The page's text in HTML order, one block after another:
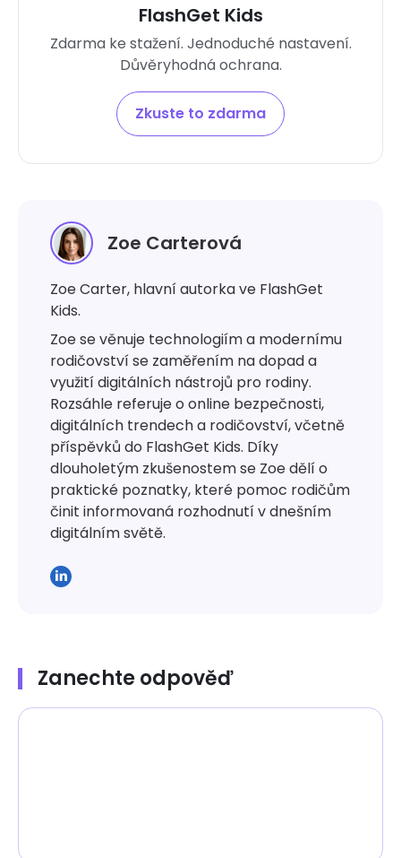
FlashGet Kids
Zdarma ke stažení. Jednoduché nastavení.
Důvěryhodná ochrana.
Zkuste to zdarma
Zoe Carterová
Zoe Carter, hlavní autorka ve FlashGet
Kids.
Zoe se věnuje technologiím a modernímu
rodičovství se zaměřením na dopad a
využití digitálních nástrojů pro rodiny.
Rozsáhle referuje o online bezpečnosti,
digitálních trendech a rodičovství, včetně
příspěvků do FlashGet Kids. Díky
dlouholetým zkušenostem se Zoe dělí o
praktické poznatky, které pomoc rodičům
činit informovaná rozhodnutí v dnešním
digitálním světě.
Zanechte odpověď